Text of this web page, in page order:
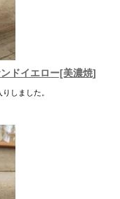
ドイエロー[美濃焼]
しました。